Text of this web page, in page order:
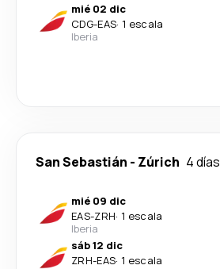
mié 02 dic
CDG-EAS· 1 escala
Iberia
San Sebastián - Zúrich 4 días
mié 09 dic
EAS-ZRH· 1 escala
Iberia
sáb 12 dic
ZRH-EAS· 1 escala